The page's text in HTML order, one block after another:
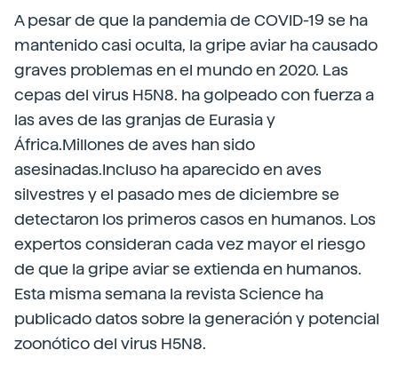
A pesar de que la pandemia de COVID-19 se ha
mantenido casi oculta, la gripe aviar ha causado
graves problemas en el mundo en 2020. Las
cepas del virus H5N8. ha golpeado con fuerza a
las aves de las granjas de Eurasia y
África.Millones de aves han sido
asesinadas.Incluso ha aparecido en aves
silvestres y el pasado mes de diciembre se
detectaron los primeros casos en humanos. Los
expertos consideran cada vez mayor el riesgo
de que la gripe aviar se extienda en humanos.
Esta misma semana la revista Science ha
publicado datos sobre la generación y potencial
zoonótico del virus H5N8.